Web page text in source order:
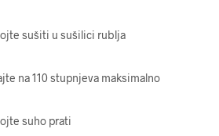
sušiti u sušilici rublja
na 110 stupnjeva maksimalno
suho prati